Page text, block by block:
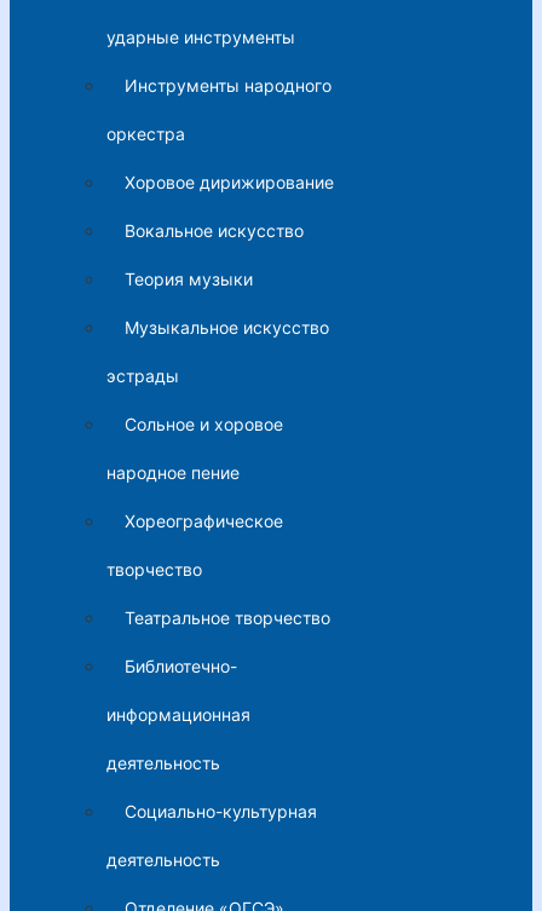
ударные инструменты
Инструменты народного
оркестра
Хоровое дирижирование
Вокальное искусство
Теория музыки
Музыкальное искусство
эстрады
Сольное и хоровое
народное пение
Хореографическое
творчество
Театральное творчество
Библиотечно-
информационная
деятельность
Социально-культурная
деятельность